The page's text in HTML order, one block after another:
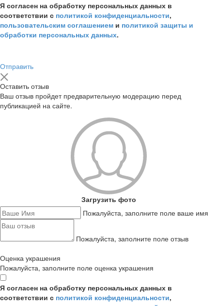
Я согласен на обработку персональных данных в
соответствии с политикой конфиденциальности,
пользовательским соглашением и политикой защиты и
обработки персональных данных.
Отправить
Оставить отзыв
Ваш отзыв пройдет предварительную модерацию перед
публикацией на сайте.
Загрузить фото
Пожалуйста, заполните поле ваше имя
Пожалуйста, заполните поле отзыв
Оценка украшения
Пожалуйста, заполните поле оценка украшения
Я согласен на обработку персональных данных в
соответствии с политикой конфиденциальности,